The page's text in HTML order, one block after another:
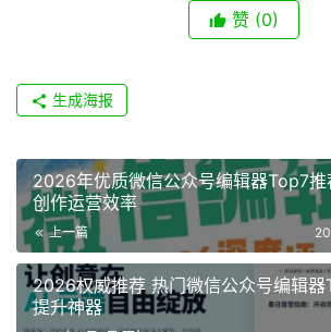
赞 (0)
生成海报
2026年优质微信公众号编辑器Top7
创作运营效率
上一篇
2026权威推荐 热门微信公众号编辑
提升神器